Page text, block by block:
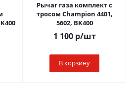
Рычаг газа комплект с
тросом Champion 4401,
5602, BK400
1 100р/шт
В корзину